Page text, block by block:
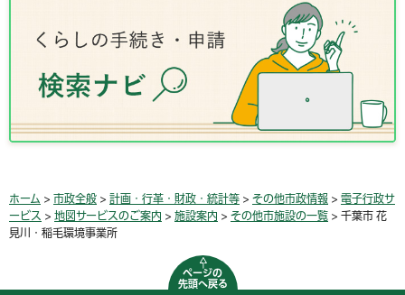
ホーム > 市政全般 > 計画・行革・財政・統計等 > その他市政情報 > 電子行政サ
ービス > 地図サービスのご案内 > 施設案内 > その他市施設の一覧 > 千葉市 花
見川・稲毛環境事業所
ページの
先頭へ戻る